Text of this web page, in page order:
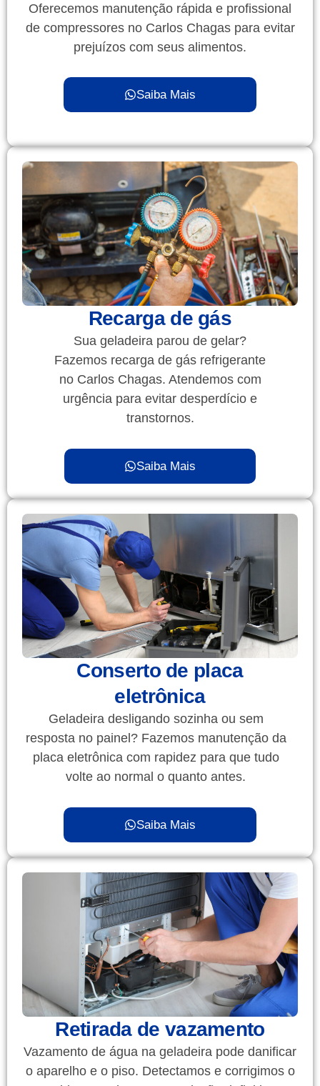
Oferecemos manutenção rápida e profissional
de compressores no Carlos Chagas para evitar
prejuízos com seus alimentos.
Saiba Mais
Recarga de gás
Sua geladeira parou de gelar?
Fazemos recarga de gás refrigerante
no Carlos Chagas. Atendemos com
urgência para evitar desperdício e
transtornos.
Saiba Mais
Conserto de placa
eletrônica
Geladeira desligando sozinha ou sem
resposta no painel? Fazemos manutenção da
placa eletrônica com rapidez para que tudo
volte ao normal o quanto antes.
Saiba Mais
Retirada de vazamento
Vazamento de água na geladeira pode danificar
o aparelho e o piso. Detectamos e corrigimos o